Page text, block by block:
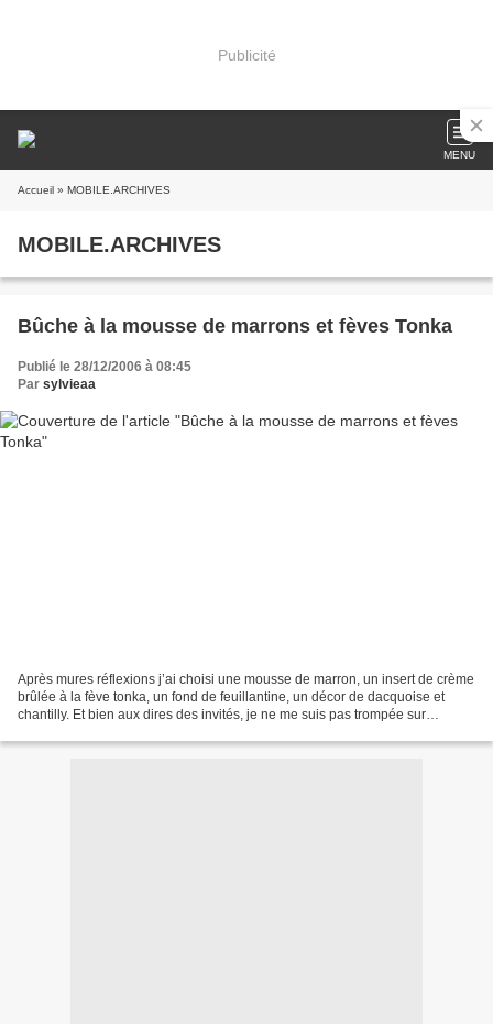
Publicité
MENU
Accueil » MOBILE.ARCHIVES
MOBILE.ARCHIVES
Bûche à la mousse de marrons et fèves Tonka
Publié le 28/12/2006 à 08:45
Par sylvieaa
Après mures réflexions j’ai choisi une mousse de marron, un insert de crème
brûlée à la fève tonka, un fond de feuillantine, un décor de dacquoise et
chantilly. Et bien aux dires des invités, je ne me suis pas trompée sur